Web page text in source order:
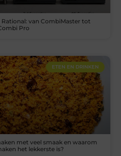
van CombiMaster tot
Pro
ETEN EN DRINKEN
met veel smaak en waarom
het lekkerste is?